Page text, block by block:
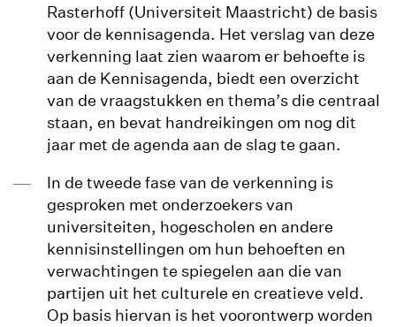
Rasterhoff (Universiteit Maastricht) de basis
voor de kennisagenda. Het verslag van deze
verkenning laat zien waarom er behoefte is
aan de Kennisagenda, biedt een overzicht
van de vraagstukken en thema’s die centraal
staan, en bevat handreikingen om nog dit
jaar met de agenda aan de slag te gaan.
In de tweede fase van de verkenning is
gesproken met onderzoekers van
universiteiten, hogescholen en andere
kennisinstellingen om hun behoeften en
verwachtingen te spiegelen aan die van
partijen uit het culturele en creatieve veld.
Op basis hiervan is het voorontwerp worden